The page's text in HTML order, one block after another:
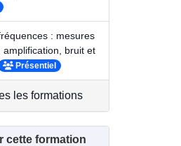
: mesures
amplification, bruit et
Présentiel
les formations
cette formation